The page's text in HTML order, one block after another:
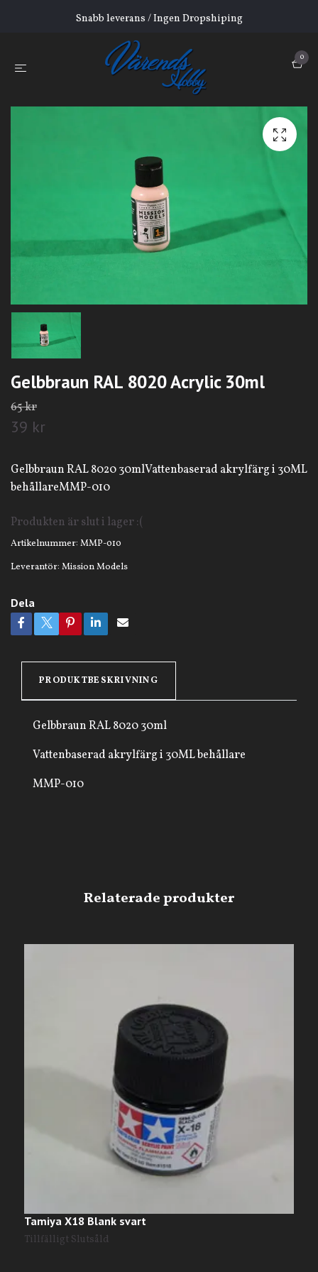
Snabb leverans / Ingen Dropshiping
0
Gelbbraun RAL 8020 Acrylic 30ml
65 kr
39 kr
Gelbbraun RAL 8020 30mlVattenbaserad akrylfärg i 30ML
behållareMMP-010
Produkten är slut i lager :(
Artikelnummer: MMP-010
Leverantör: Mission Models
Dela
PRODUKTBESKRIVNING
Gelbbraun RAL 8020 30ml
Vattenbaserad akrylfärg i 30ML behållare
MMP-010
Tamiya X18 Blank svart
Tillfälligt Slutsåld